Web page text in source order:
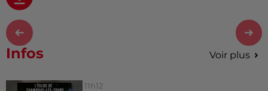
Infos Voir plus
11h12